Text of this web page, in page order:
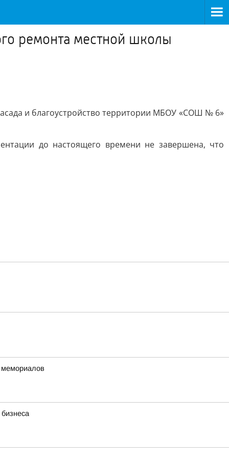
ремонта местной школы
и благоустройство территории МБОУ «СОШ № 6»
до настоящего времени не завершена, что
мемориалов